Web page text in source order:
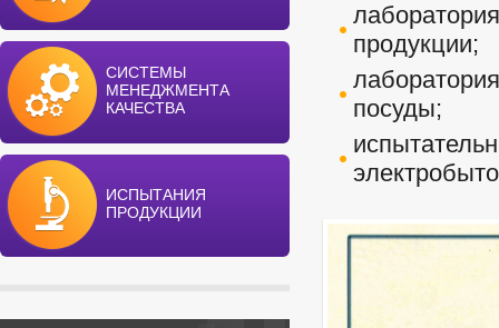
СИСТЕМЫ
МЕНЕДЖМЕНТА
КАЧЕСТВА
ИСПЫТАНИЯ
ПРОДУКЦИИ
продукции;
посуды;